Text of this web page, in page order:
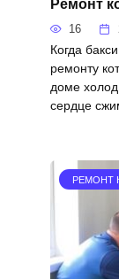
Ремонт
16
Когда
ремонту
доме
сердце
РЕМОНТ